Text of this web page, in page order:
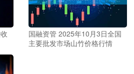
国融资管 2025年10月3日全国
主要批发市场山竹价格行情